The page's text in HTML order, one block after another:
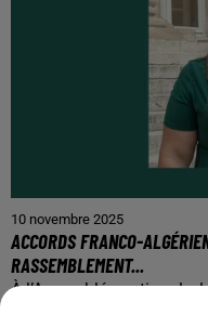
10 novembre 2025
ACCORDS FRANCO-
RASSEMBLEMENT...
À l’Assemblée nationale,
Sebaihi est intervenue